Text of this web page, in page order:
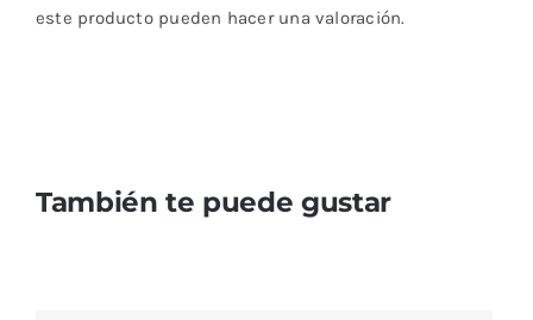
este producto pueden hacer una valoración.
También te puede gustar